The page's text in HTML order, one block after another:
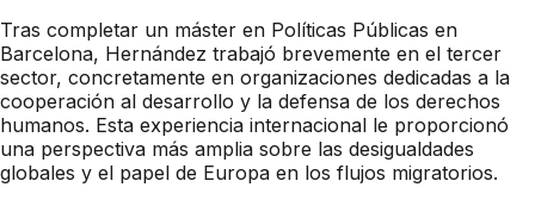
Tras completar un máster en Políticas Públicas en
Barcelona, Hernández trabajó brevemente en el tercer
sector, concretamente en organizaciones dedicadas a la
cooperación al desarrollo y la defensa de los derechos
humanos. Esta experiencia internacional le proporcionó
una perspectiva más amplia sobre las desigualdades
globales y el papel de Europa en los flujos migratorios.